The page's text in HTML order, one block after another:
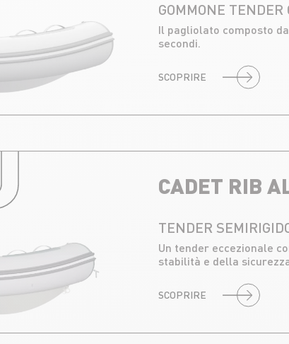
GOMMONE TENDER
Il pagliolato composto
secondi.
SCOPRIRE
CADET RIB
TENDER
Un tender eccezionale
stabilità e della
SCOPRIRE